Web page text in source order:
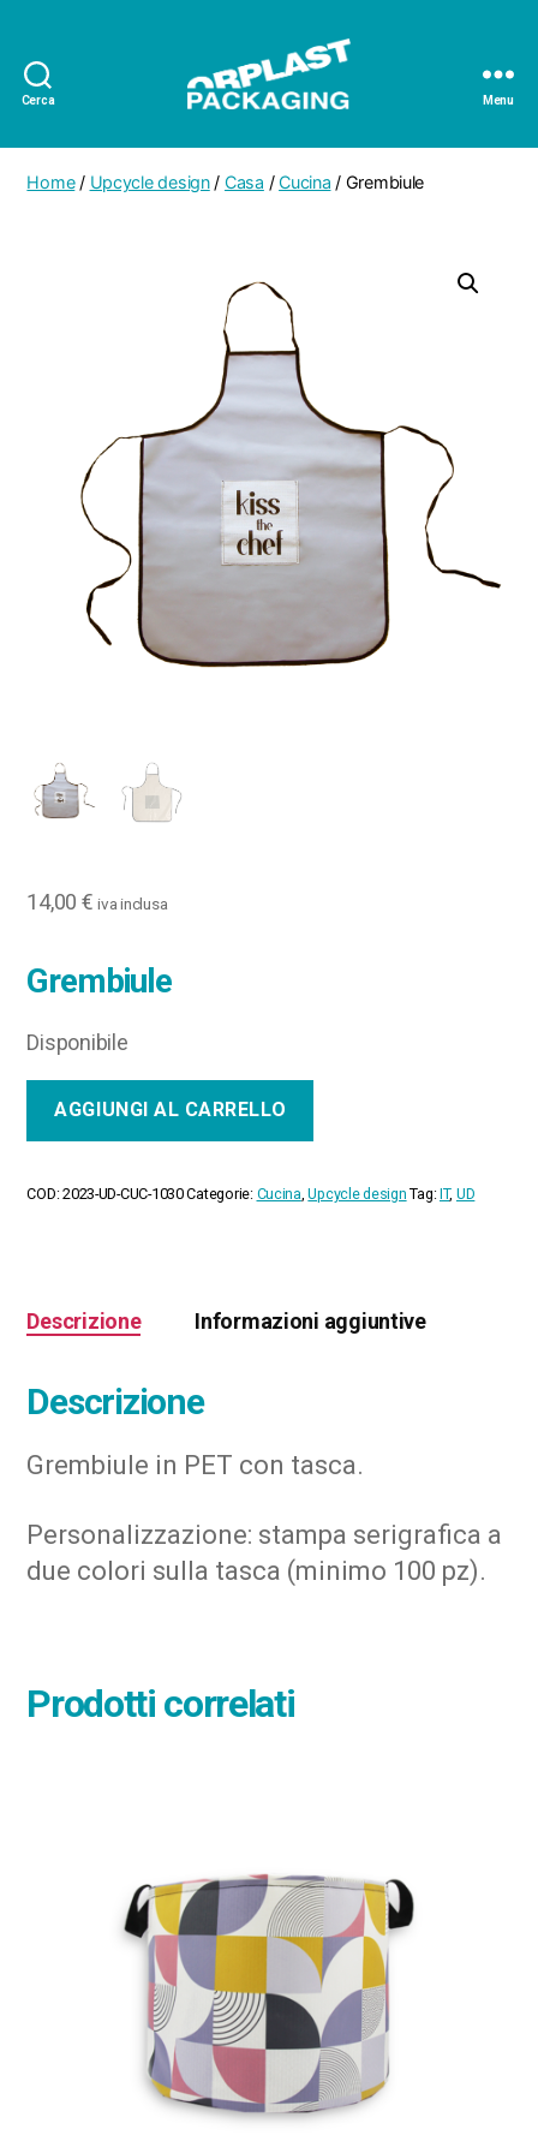
Cerca
Packaging
Menu
Home/ Upcycle design/ Casa /Cucina / Grembiule
14,00 € iva inclusa
Grembiule
Disponibile
quantità
AGGIUNGI AL CARRELLO
COD:2023-UD-CUC-1030Categorie: Cucina,Upcycle design Tag:IT, UD
Descrizione Informazioni aggiuntive
Descrizione
Grembiule in PET con tasca.
Personalizzazione: stampa serigrafica a
due colori sulla tasca (minimo 100 pz).
Prodotti correlati